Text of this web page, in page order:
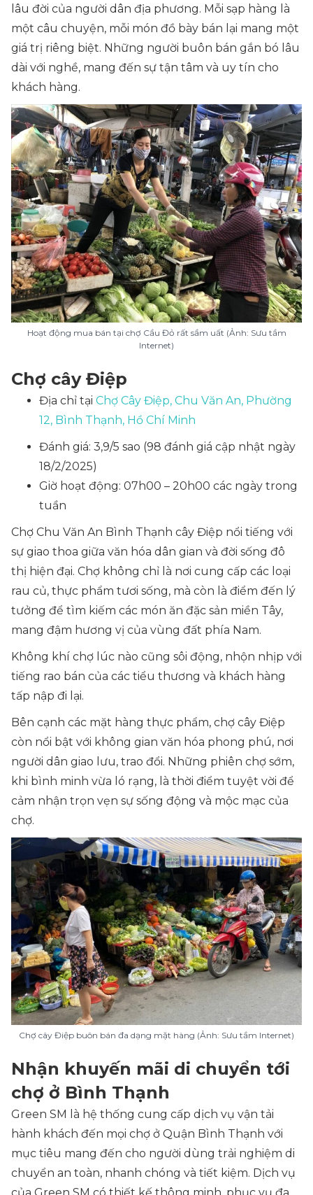
lâu đời của người dân địa phương. Mỗi sạp hàng là
một câu chuyện, mỗi món đồ bày bán lại mang một
giá trị riêng biệt. Những người buôn bán gắn bó lâu
dài với nghề, mang đến sự tận tâm và uy tín cho
khách hàng.
Hoạt động mua bán tại chợ Cầu Đỏ rất sầm uất (Ảnh: Sưu tầm
Internet)
Chợ cây Điệp
Địa chỉ tại Chợ Cây Điệp, Chu Văn An, Phường
12, Bình Thạnh, Hồ Chí Minh
Đánh giá: 3,9/5 sao (98 đánh giá cập nhật ngày
18/2/2025)
Giờ hoạt động: 07h00 – 20h00 các ngày trong
tuần
Chợ Chu Văn An Bình Thạnh cây Điệp nổi tiếng với
sự giao thoa giữa văn hóa dân gian và đời sống đô
thị hiện đại. Chợ không chỉ là nơi cung cấp các loại
rau củ, thực phẩm tươi sống, mà còn là điểm đến lý
tưởng để tìm kiếm các món ăn đặc sản miền Tây,
mang đậm hương vị của vùng đất phía Nam.
Không khí chợ lúc nào cũng sôi động, nhộn nhịp với
tiếng rao bán của các tiểu thương và khách hàng
tấp nập đi lại.
Bên cạnh các mặt hàng thực phẩm, chợ cây Điệp
còn nổi bật với không gian văn hóa phong phú, nơi
người dân giao lưu, trao đổi. Những phiên chợ sớm,
khi bình minh vừa ló rạng, là thời điểm tuyệt vời để
cảm nhận trọn vẹn sự sống động và mộc mạc của
chợ.
Chợ cây Điệp buôn bán đa dạng mặt hàng (Ảnh: Sưu tầm Internet)
Nhận khuyến mãi di chuyển tới
chợ ở Bình Thạnh
Green SM là hệ thống cung cấp dịch vụ vận tải
hành khách đến mọi chợ ở Quận Bình Thạnh với
mục tiêu mang đến cho người dùng trải nghiệm di
chuyển an toàn, nhanh chóng và tiết kiệm. Dịch vụ